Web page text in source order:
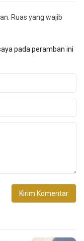
Ruas yang wajib
pada peramban ini